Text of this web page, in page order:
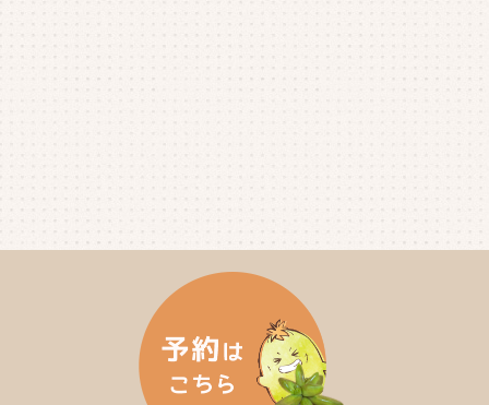
2025年2月
(4)
2024年6月
2024年4月
(4)
(5)
2024年2月(5)
2024年1月(3)
2023年12月(4)